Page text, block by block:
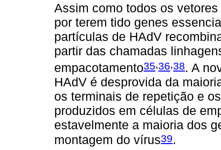
Assim como todos os
por terem tido genes
partículas de HAdV
partir das chamadas
empacotamento35,36,38. A
HAdV é desprovida da
os terminais de repetição e
produzidos em células de
estavelmente a maioria dos
montagem do vírus39.